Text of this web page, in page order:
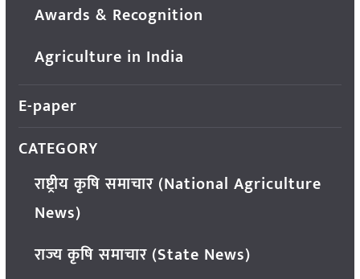
Awards & Recognition
Agriculture in India
E-paper
CATEGORY
राष्ट्रीय कृषि समाचार (National Agriculture
News)
राज्य कृषि समाचार (State News)